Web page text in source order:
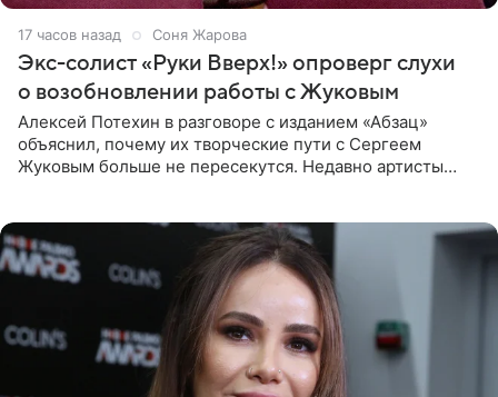
17 часов назад Соня Жарова
Экс-солист «Руки Вверх!» опроверг слухи
о возобновлении работы с Жуковым
Алексей Потехин в разговоре с изданием «Абзац»
объяснил, почему их творческие пути с Сергеем
Жуковым больше не пересекутся. Недавно артисты